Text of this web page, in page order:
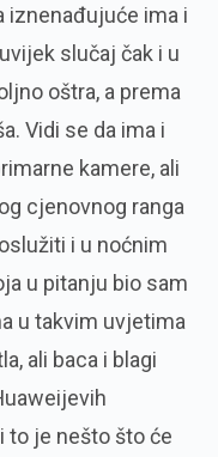
iznenađujuće ima i
slučaj čak i u
oštra, a prema
Vidi se da ima i
kamere, ali
cjenovnog ranga
i u noćnim
u pitanju bio sam
u takvim uvjetima
ali baca i blagi
to je nešto što će